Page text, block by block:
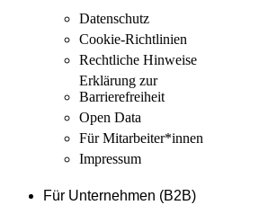
Datenschutz
Cookie-Richtlinien
Rechtliche Hinweise
Erklärung zur
Barrierefreiheit
Open Data
Für Mitarbeiter­*innen
Impressum
Für Unternehmen (B2B)